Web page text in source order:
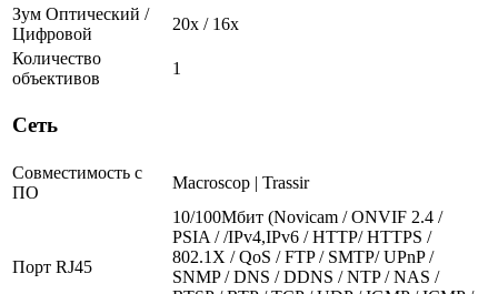
Зум Оптический /
Цифровой
20х / 16x
Количество
объективов
1
Сеть
Совместимость с
ПО
Macroscop | Trassir
Порт RJ45
10/100Мбит (Novicam / ONVIF 2.4 /
PSIA / /IPv4,IPv6 / HTTP/ HTTPS /
802.1X / QoS / FTP / SMTP/ UPnP /
SNMP / DNS / DDNS / NTP / NAS /